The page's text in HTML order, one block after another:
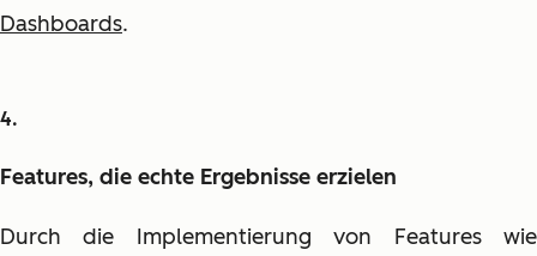
Dashboards.
Features, die echte Ergebnisse erzielen
Durch die Implementierung von Features wie